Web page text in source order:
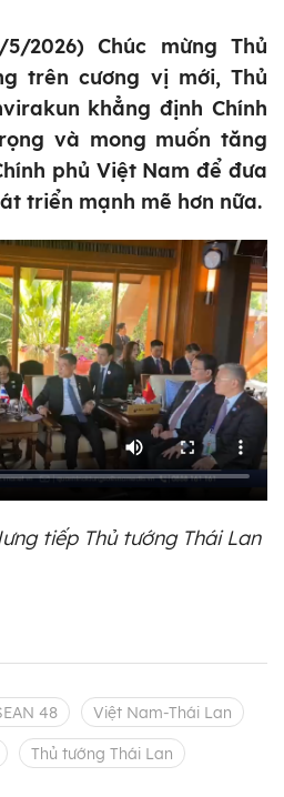
2026) Chúc mừng Thủ
trên cương vị mới, Thủ
khẳng định Chính
và mong muốn tăng
phủ Việt Nam để đưa
triển mạnh mẽ hơn nữa.
tiếp Thủ tướng Thái Lan
48 Việt Nam-Thái Lan
Thủ tướng Thái Lan